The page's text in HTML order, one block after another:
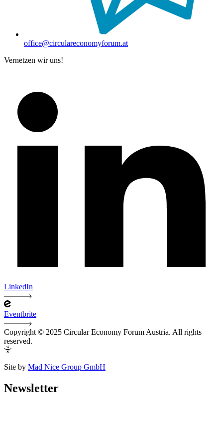
office@circulareconomyforum.at
Vernetzen wir uns!
LinkedIn
Eventbrite
Copyright © 2025 Circular Economy Forum Austria. All rights
reserved.
Site by Mad Nice Group GmbH
Newsletter